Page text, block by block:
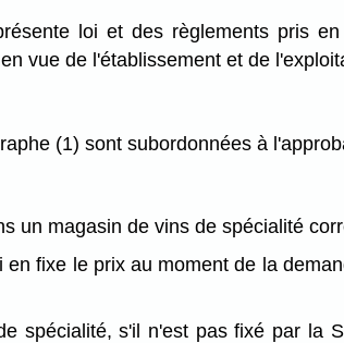
loi et des règlements pris
vue de l'établissement et de
(1) sont subordonnées à
un magasin de vins de spécialité
fixe le prix au moment de la
spécialité, s'il n'est pas fixé par la